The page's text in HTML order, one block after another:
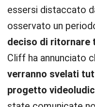
essersi distaccato
osservato un
deciso di ritornare
Cliff ha annunciato
verranno svelati
progetto